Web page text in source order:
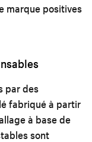
marque positives
par des
fabriqué à partir
à base de
sont